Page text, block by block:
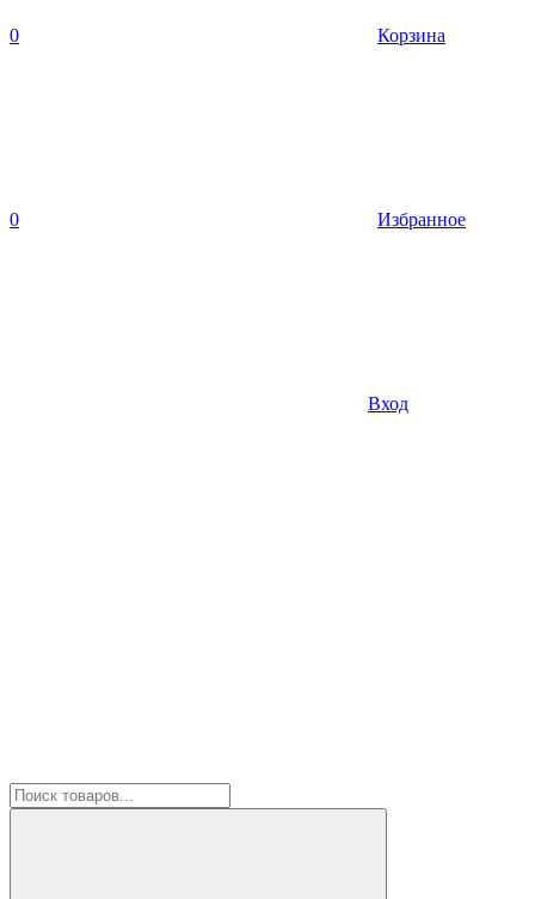
0 Корзина
0 Избранное
Вход